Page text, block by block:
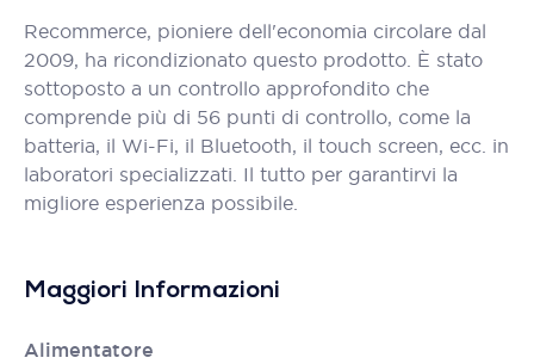
Recommerce, pioniere dell'economia circolare dal
2009, ha ricondizionato questo prodotto. È stato
sottoposto a un controllo approfondito che
comprende più di 56 punti di controllo, come la
batteria, il Wi-Fi, il Bluetooth, il touch screen, ecc. in
laboratori specializzati. Il tutto per garantirvi la
migliore esperienza possibile.
Maggiori Informazioni
Alimentatore